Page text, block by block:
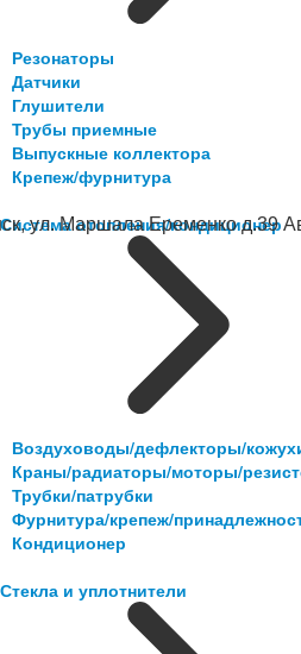
ул. Маршала Еременко д.39
Резонаторы
Датчики
Глушители
Трубы приемные
Выпускные коллектора
Крепеж/фурнитура
Система отопления/кондиционер
Воздуховоды/дефлекторы/
Краны/радиаторы/моторы/
Трубки/патрубки
Фурнитура/крепеж/
Кондиционер
Стекла и уплотнители